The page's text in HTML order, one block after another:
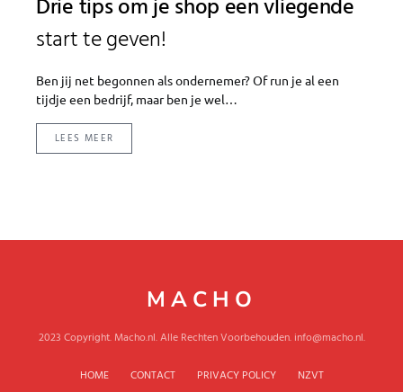
Drie tips om je shop een vliegende
start te geven!
Ben jij net begonnen als ondernemer? Of run je al een
tijdje een bedrijf, maar ben je wel…
LEES MEER
MACHO
2023 Copyright. Macho.nl. Alle Rechten Voorbehouden. info@macho.nl.
HOME CONTACT PRIVACY POLICY NZVT